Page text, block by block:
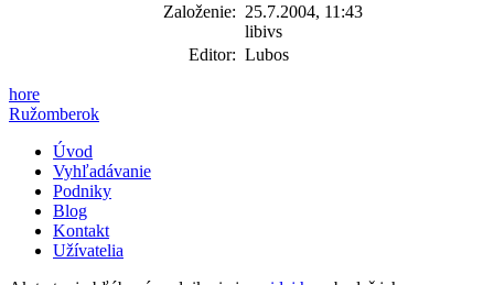
Založenie: 25.7.2004, 11:43
libivs
Editor: Lubos
hore
Ružomberok
Úvod
Vyhľadávanie
Podniky
Blog
Kontakt
Užívatelia